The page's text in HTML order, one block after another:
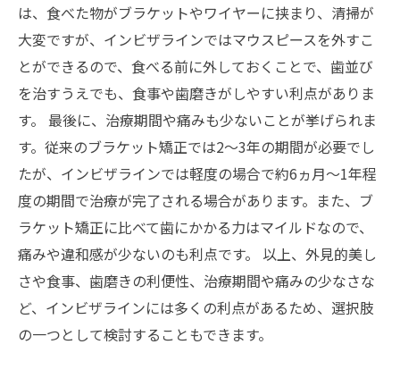
は、食べた物がブラケットやワイヤーに挟まり、清掃が
大変ですが、インビザラインではマウスピースを外すこ
とができるので、食べる前に外しておくことで、歯並び
を治すうえでも、食事や歯磨きがしやすい利点がありま
す。 最後に、治療期間や痛みも少ないことが挙げられま
す。従来のブラケット矯正では2～3年の期間が必要でし
たが、インビザラインでは軽度の場合で約6ヵ月～1年程
度の期間で治療が完了される場合があります。また、ブ
ラケット矯正に比べて歯にかかる力はマイルドなので、
痛みや違和感が少ないのも利点です。 以上、外見的美し
さや食事、歯磨きの利便性、治療期間や痛みの少なさな
ど、インビザラインには多くの利点があるため、選択肢
の一つとして検討することもできます。